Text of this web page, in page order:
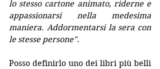
lo stesso cartone animato, riderne e
appassionarsi nella medesima
maniera. Addormentarsi la sera con
le stesse persone".
Posso definirlo uno dei libri più belli